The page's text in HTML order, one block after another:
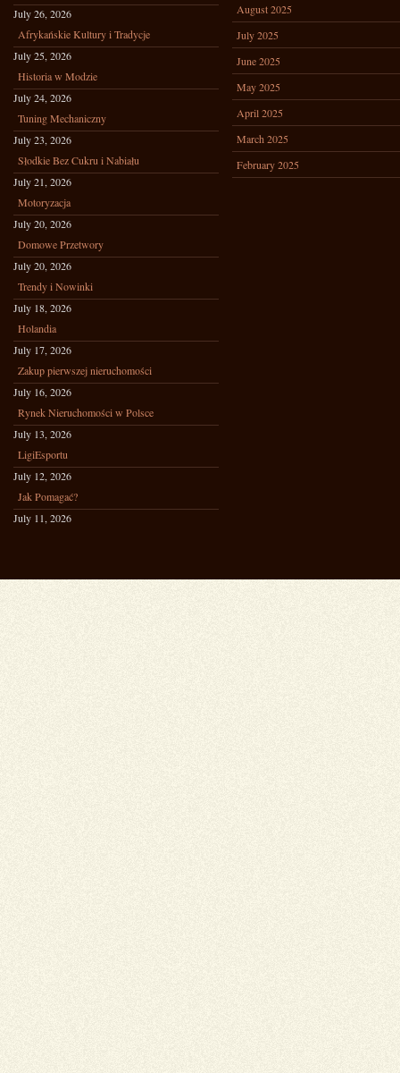
July 26, 2026
Afrykańskie Kultury i Tradycje
July 25, 2026
Historia w Modzie
July 24, 2026
Tuning Mechaniczny
July 23, 2026
Słodkie Bez Cukru i Nabiału
July 21, 2026
Motoryzacja
July 20, 2026
Domowe Przetwory
July 20, 2026
Trendy i Nowinki
July 18, 2026
Holandia
July 17, 2026
Zakup pierwszej nieruchomości
July 16, 2026
Rynek Nieruchomości w Polsce
July 13, 2026
LigiEsportu
July 12, 2026
Jak Pomagać?
July 11, 2026
August 2025
July 2025
June 2025
May 2025
April 2025
March 2025
February 2025